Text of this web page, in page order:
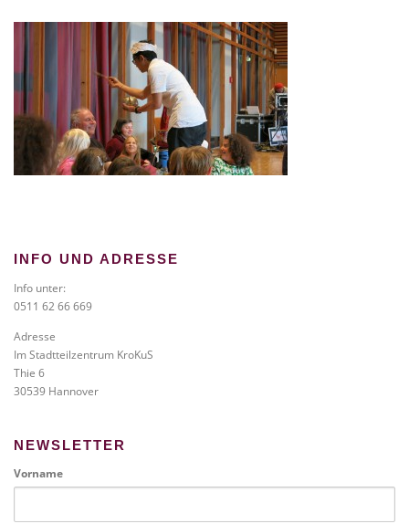
INFO UND ADRESSE
Info unter:
0511 62 66 669
Adresse
Im Stadtteilzentrum KroKuS
Thie 6
30539 Hannover
NEWSLETTER
Vorname